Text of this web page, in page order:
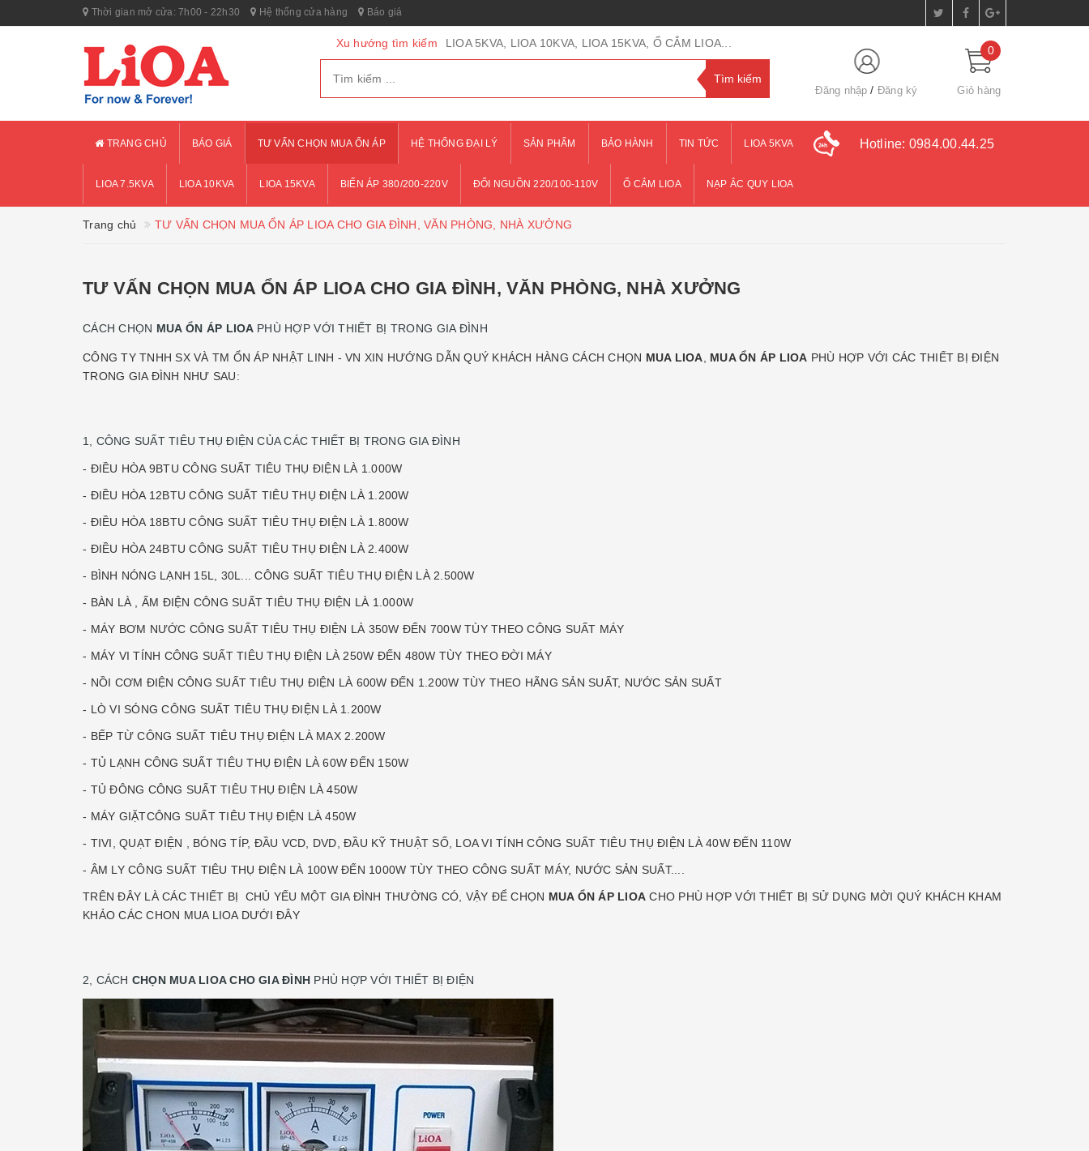
Thời gian mở cửa: 7h00 - 22h30 Hệ thống cửa hàng Báo giá
Xu hướng tìm kiếm LIOA 5KVA, LIOA 10KVA, LIOA 15KVA, Ổ CẮM LIOA...
Đăng nhập Đăng ký
0
Giỏ hàng
TRANG CHỦ BÁO GIÁ TƯ VẤN CHỌN MUA ỔN ÁP HỆ THỐNG ĐẠI LÝ SẢN PHẨM BẢO HÀNH TIN TỨC LIOA 5KVA
LIOA 7.5KVA LIOA 10KVA LIOA 15KVA BIẾN ÁP 380/200-220V ĐỔI NGUỒN 220/100-110V Ổ CẮM LIOA NẠP ẮC QUY LIOA
Hotline: 0984.00.44.25
Trang chủ TƯ VẤN CHỌN MUA ỔN ÁP LIOA CHO GIA ĐÌNH, VĂN PHÒNG, NHÀ XƯỞNG
TƯ VẤN CHỌN MUA ỔN ÁP LIOA CHO GIA ĐÌNH, VĂN PHÒNG, NHÀ XƯỞNG
CÁCH CHỌN MUA ỔN ÁP LIOA PHÙ HỢP VỚI THIẾT BỊ TRONG GIA ĐÌNH
CÔNG TY TNHH SX VÀ TM ỔN ÁP NHẬT LINH - VN XIN HƯỚNG DẪN QUÝ KHÁCH HÀNG CÁCH CHỌN MUA LIOA MUA ỔN ÁP LIOA PHÙ HỢP VỚI CÁC THIẾT BỊ ĐIỆN
TRONG GIA ĐÌNH NHƯ SAU:
1, CÔNG SUẤT TIÊU THỤ ĐIỆN CỦA CÁC THIẾT BỊ TRONG GIA ĐÌNH
- ĐIỀU HÒA 9BTU CÔNG SUẤT TIÊU THỤ ĐIỆN LÀ 1.000W
- ĐIỀU HÒA 12BTU CÔNG SUẤT TIÊU THỤ ĐIỆN LÀ 1.200W
- ĐIỀU HÒA 18BTU CÔNG SUẤT TIÊU THỤ ĐIỆN LÀ 1.800W
- ĐIỀU HÒA 24BTU CÔNG SUẤT TIÊU THỤ ĐIỆN LÀ 2.400W
- BÌNH NÓNG LẠNH 15L, 30L... CÔNG SUẤT TIÊU THỤ ĐIỆN LÀ 2.500W
- BÀN LÀ , ẤM ĐIỆN CÔNG SUẤT TIÊU THỤ ĐIỆN LÀ 1.000W
- MÁY BƠM NƯỚC CÔNG SUẤT TIÊU THỤ ĐIỆN LÀ 350W ĐẾN 700W TÙY THEO CÔNG SUẤT MÁY
- MÁY VI TÍNH CÔNG SUẤT TIÊU THỤ ĐIỆN LÀ 250W ĐẾN 480W TÙY THEO ĐỜI MÁY
- NỒI CƠM ĐIỆN CÔNG SUẤT TIÊU THỤ ĐIỆN LÀ 600W ĐẾN 1.200W TÙY THEO HÃNG SẢN SUẤT, NƯỚC SẢN SUẤT
- LÒ VI SÓNG CÔNG SUẤT TIÊU THỤ ĐIỆN LÀ 1.200W
- BẾP TỪ CÔNG SUẤT TIÊU THỤ ĐIỆN LÀ MAX 2.200W
- TỦ LẠNH CÔNG SUẤT TIÊU THỤ ĐIỆN LÀ 60W ĐẾN 150W
- TỦ ĐÔNG CÔNG SUẤT TIÊU THỤ ĐIỆN LÀ 450W
- MÁY GIẶTCÔNG SUẤT TIÊU THỤ ĐIỆN LÀ 450W
- TIVI, QUẠT ĐIỆN , BÓNG TÍP, ĐẦU VCD, DVD, ĐẦU KỸ THUẬT SỐ, LOA VI TÍNH CÔNG SUẤT TIÊU THỤ ĐIỆN LÀ 40W ĐẾN 110W
- ÂM LY CÔNG SUẤT TIÊU THỤ ĐIỆN LÀ 100W ĐẾN 1000W TÙY THEO CÔNG SUẤT MÁY, NƯỚC SẢN SUẤT....
TRÊN ĐÂY LÀ CÁC THIẾT BỊ CHỦ YẾU MỘT GIA ĐÌNH THƯỜNG CÓ, VẬY ĐỂ CHỌN MUA ỔN ÁP LIOA CHO PHÙ HỢP VỚI THIẾT BỊ SỬ DỤNG MỜI QUÝ KHÁCH KHAM
KHẢO CÁC CHON MUA LIOA DƯỚI ĐÂY
2, CÁCH CHỌN MUA LIOA CHO GIA ĐÌNH PHÙ HỢP VỚI THIẾT BỊ ĐIỆN